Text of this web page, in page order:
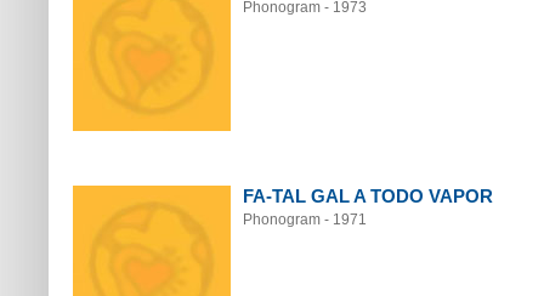
Phonogram - 1973
FA-TAL GAL A TODO VAPOR
Phonogram - 1971